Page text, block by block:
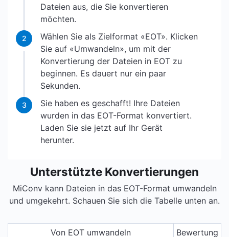
Dateien aus, die Sie konvertieren
möchten.
2
Wählen Sie als Zielformat «EOT». Klicken
Sie auf «Umwandeln», um mit der
Konvertierung der Dateien in EOT zu
beginnen. Es dauert nur ein paar
Sekunden.
3
Sie haben es geschafft! Ihre Dateien
wurden in das EOT-Format konvertiert.
Laden Sie sie jetzt auf Ihr Gerät
herunter.
Unterstützte Konvertierungen
MiConv kann Dateien in das EOT-Format umwandeln
und umgekehrt. Schauen Sie sich die Tabelle unten an.
Von EOT umwandeln Bewertung